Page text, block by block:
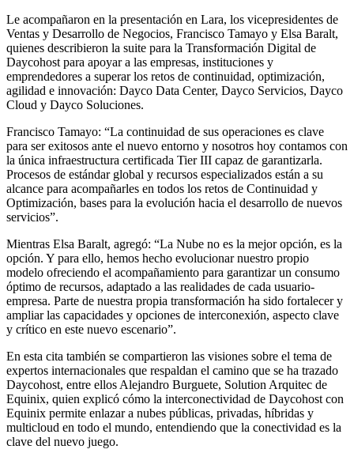
Le acompañaron en la presentación en Lara, los vicepresidentes de
Ventas y Desarrollo de Negocios, Francisco Tamayo y Elsa Baralt,
quienes describieron la suite para la Transformación Digital de
Daycohost para apoyar a las empresas, instituciones y
emprendedores a superar los retos de continuidad, optimización,
agilidad e innovación: Dayco Data Center, Dayco Servicios, Dayco
Cloud y Dayco Soluciones.
Francisco Tamayo: “La continuidad de sus operaciones es clave
para ser exitosos ante el nuevo entorno y nosotros hoy contamos con
la única infraestructura certificada Tier III capaz de garantizarla.
Procesos de estándar global y recursos especializados están a su
alcance para acompañarles en todos los retos de Continuidad y
Optimización, bases para la evolución hacia el desarrollo de nuevos
servicios”.
Mientras Elsa Baralt, agregó: “La Nube no es la mejor opción, es la
opción. Y para ello, hemos hecho evolucionar nuestro propio
modelo ofreciendo el acompañamiento para garantizar un consumo
óptimo de recursos, adaptado a las realidades de cada usuario-
empresa. Parte de nuestra propia transformación ha sido fortalecer y
ampliar las capacidades y opciones de interconexión, aspecto clave
y crítico en este nuevo escenario”.
En esta cita también se compartieron las visiones sobre el tema de
expertos internacionales que respaldan el camino que se ha trazado
Daycohost, entre ellos Alejandro Burguete, Solution Arquitec de
Equinix, quien explicó cómo la interconectividad de Daycohost con
Equinix permite enlazar a nubes públicas, privadas, híbridas y
multicloud en todo el mundo, entendiendo que la conectividad es la
clave del nuevo juego.